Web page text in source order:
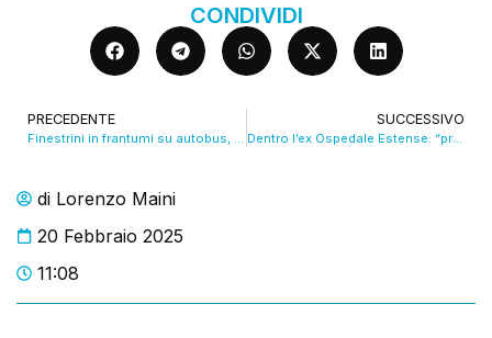
di Lorenzo Maini
20 Febbraio 2025
11:08
CONDIVIDI
PRECEDENTE SUCCESSIVO
Dentro l’ex Ospedale Estense: “pronto tra un anno”